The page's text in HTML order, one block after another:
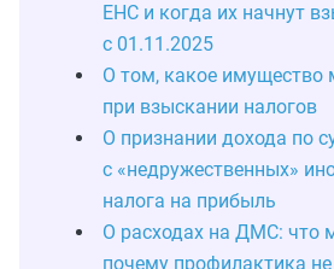
ЕНС и когда их начнут
с 01.11.2025
О том, какое имущество
при взыскании налогов
О признании дохода по
с «недружественных»
налога на прибыль
О расходах на ДМС: что
почему профилактика